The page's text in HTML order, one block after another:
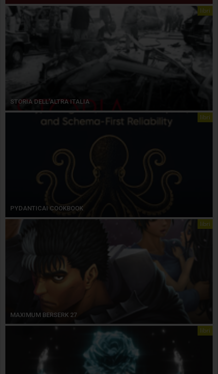
libri
STORIA DELL’ALTRA ITALIA
libri
PYDANTICAI COOKBOOK
libri
MAXIMUM BERSERK 27
libri